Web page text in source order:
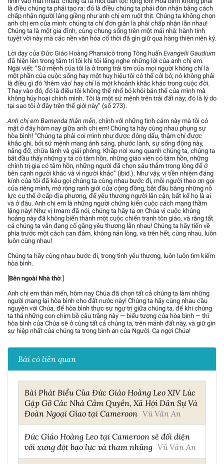
là điều chúng ta phải tạo ra: đó là điều chúng ta phải đón nhận bằng cách
chấp nhận người láng giềng như anh chị em ruột thịt. Chúng ta không chọn
anh chị em của mình: chúng ta chỉ đơn giản là phải chấp nhận lẫn nhau!
Chúng ta là một gia đình, cùng chung sống trên một mái nhà: hành tinh
tuyệt vời này mà các nền văn hóa cổ thời đã gìn giữ qua hàng thiên niên kỷ.
Lời dạy của Đức Giáo Hoàng Phanxicô trong Tông huấn Evangelii Gaudium
đã hiện lên trong tâm trí tôi khi tôi lắng nghe những lời của anh chị em.
Ngài viết: “Sứ mệnh của tôi là ở trong trái tim của mọi người không chỉ là
một phần của cuộc sống hay một huy hiệu tôi có thể cởi bỏ; nó không phải
là điều gì đó ‘thêm vào’ hay chỉ là một khoảnh khắc khác trong cuộc đời.
Thay vào đó, đó là điều tôi không thể nhổ bỏ khỏi bản thể của mình mà
không hủy hoại chính mình. Tôi là một sứ mệnh trên trái đất này; đó là lý do
tại sao tôi ở đây trên thế giới này” (số 273).
Anh chị em Bamenda thân mến, chính với những tình cảm này mà tôi có
mặt ở đây hôm nay giữa anh chị em! Chúng ta hãy cùng nhau phụng sự
hòa bình! “Chúng ta phải coi mình như được đóng dấu, thậm chí được
khắc ghi, bởi sứ mệnh mang ánh sáng, phước lành, sự sống động này,
nâng đỡ, chữa lành và giải phóng. Khắp nơi xung quanh chúng ta, chúng ta
bắt đầu thấy những y tá có tâm hồn, những giáo viên có tâm hồn, những
chính trị gia có tâm hồn, những người đã chọn sâu thẳm trong lòng để ở
bên cạnh người khác và vì người khác” (ibid.). Như vậy, vị tiền nhiệm đáng
kính của tôi đã kêu gọi chúng ta cùng nhau bước đi, mỗi người theo ơn gọi
của riêng mình, mở rộng ranh giới của cộng đồng, bắt đầu bằng những nỗ
lực cụ thể ở cấp địa phương, để yêu thương người lân cận, bất kể họ là ai
và ở đâu. Anh chị em là những người chứng kiến cuộc cách mạng thầm
lặng này! Như vị Imam đã nói, chúng ta hãy tạ ơn Chúa vì cuộc khủng
hoảng này đã không biến thành một cuộc chiến tranh tôn giáo, và rằng tất
cả chúng ta vẫn đang cố gắng yêu thương lẫn nhau! Chúng ta hãy tiến về
phía trước một cách can đảm, không nản lòng, và trên hết, cùng nhau, luôn
luôn cùng nhau!
Chúng ta hãy cùng nhau bước đi, trong tình yêu thương, luôn luôn tìm kiếm
hòa bình.
[Bên ngoài Nhà thờ:]
Anh chị em thân mến, hôm nay Chúa đã chọn tất cả chúng ta làm những
người mang lại hòa bình cho đất nước này! Chúng ta hãy cùng nhau cầu
nguyện với Chúa, để hòa bình thực sự ngự trị giữa chúng ta, để khi chúng
ta thả những con chim bồ câu trắng này — biểu tượng của hòa bình — thì
hòa bình của Chúa sẽ ở cùng tất cả chúng ta, trên mảnh đất này, và giữ gìn
sự hiệp nhất của chúng ta trong bình an của Người. Ca ngợi Chúa!
Bài có liên quan
Bài Phát Biểu Của Đức Giáo Hoàng Leo XIV Lúc
Gặp Gỡ Các Nhà Cầm Quyền, Xã Hội Dân Sự Và
Đoàn Ngoại Giao tại Cameroon Vũ Văn An
Đức Giáo Hoàng Leo tại Cameroon sẽ đối diện
với xung đột bạo lực và tham nhũng Vũ Văn An